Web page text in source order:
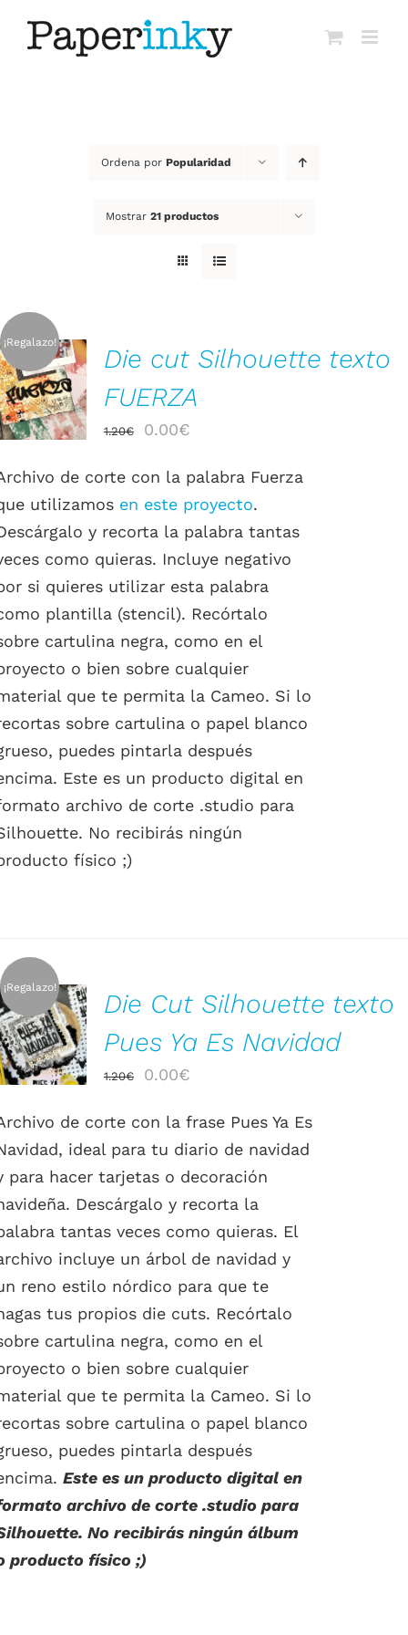
Ordena por Popularidad
Mostrar 21 productos
¡Regalazo!
AÑADIR AL
CARRITO
/
DETALLES
Die cut Silhouette texto
FUERZA
1.20€
El
original
era:
1.20€.
0.00€
actual
es:
0.00€.
de corte con la palabra Fuerza
utilizamos en este proyecto.
y recorta la palabra tantas
como quieras. Incluye negativo
si quieres utilizar esta palabra
plantilla (stencil). Recórtalo
cartulina negra, como en el
o bien sobre cualquier
que te permita la Cameo. Si lo
sobre cartulina o papel blanco
puedes pintarla después
Este es un producto digital en
archivo de corte .studio para
No recibirás ningún
físico ;)
¡Regalazo!
AÑADIR AL
CARRITO
/
DETALLES
Die Cut Silhouette texto
Pues Ya Es Navidad
1.20€
El
original
era:
1.20€.
0.00€
actual
es:
0.00€.
de corte con la frase Pues Ya Es
ideal para tu diario de navidad
para hacer tarjetas o decoración
Descárgalo y recorta la
tantas veces como quieras. El
incluye un árbol de navidad y
reno estilo nórdico para que te
tus propios die cuts. Recórtalo
cartulina negra, como en el
o bien sobre cualquier
que te permita la Cameo. Si lo
sobre cartulina o papel blanco
puedes pintarla después
Este es un producto digital en
archivo de corte .studio para
No recibirás ningún álbum
producto físico ;)